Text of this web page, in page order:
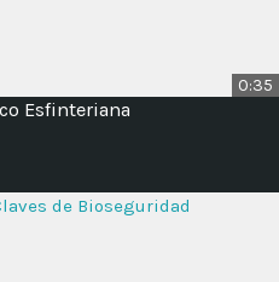
0:35
Esfinteriana